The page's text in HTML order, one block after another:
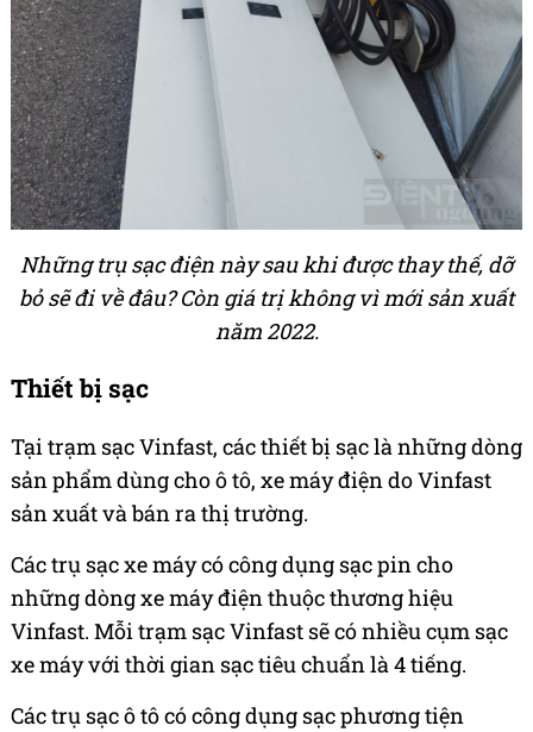
Những trụ sạc điện này sau khi được thay thế, dỡ
bỏ sẽ đi về đâu? Còn giá trị không vì mới sản xuất
năm 2022.
Thiết bị sạc
Tại trạm sạc Vinfast, các thiết bị sạc là những dòng
sản phẩm dùng cho ô tô, xe máy điện do Vinfast
sản xuất và bán ra thị trường.
Các trụ sạc xe máy có công dụng sạc pin cho
những dòng xe máy điện thuộc thương hiệu
Vinfast. Mỗi trạm sạc Vinfast sẽ có nhiều cụm sạc
xe máy với thời gian sạc tiêu chuẩn là 4 tiếng.
Các trụ sạc ô tô có công dụng sạc phương tiện